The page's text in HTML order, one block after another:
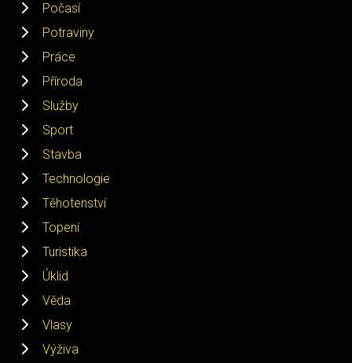
Počasí
Potraviny
Práce
Příroda
Služby
Sport
Stavba
Technologie
Těhotenství
Topení
Turistika
Úklid
Věda
Vlasy
Výživa